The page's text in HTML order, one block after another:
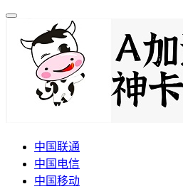
中国联通
中国电信
中国移动